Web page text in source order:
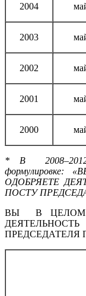
2004
2003
2002
2001
2000
* В 2008–2012
ОДОБРЯЕТЕ
ПОСТУ
ВЫ В ЦЕЛОМ
ПРЕДСЕДАТЕЛЯ